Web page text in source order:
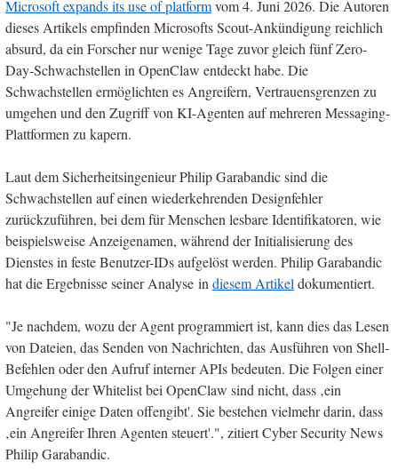
Microsoft expands its use of platformvom 4. Juni 2026. Die Autoren
dieses Artikels empfinden Microsofts Scout-Ankündigung reichlich
absurd, da ein Forscher nur wenige Tage zuvor gleich fünf Zero-
Day-Schwachstellen in OpenClaw entdeckt habe. Die
Schwachstellen ermöglichten es Angreifern, Vertrauensgrenzen zu
umgehen und den Zugriff von KI-Agenten auf mehreren Messaging-
Plattformen zu kapern.
Laut dem Sicherheitsingenieur Philip Garabandic sind die
Schwachstellen auf einen wiederkehrenden Designfehler
zurückzuführen, bei dem für Menschen lesbare Identifikatoren, wie
beispielsweise Anzeigenamen, während der Initialisierung des
Dienstes in feste Benutzer-IDs aufgelöst werden. Philip Garabandic
hat die Ergebnisse seiner Analyse indiesem Artikeldokumentiert.
"Je nachdem, wozu der Agent programmiert ist, kann dies das Lesen
von Dateien, das Senden von Nachrichten, das Ausführen von Shell-
Befehlen oder den Aufruf interner APIs bedeuten. Die Folgen einer
Umgehung der Whitelist bei OpenClaw sind nicht, dass ‚ein
Angreifer einige Daten offengibt'. Sie bestehen vielmehr darin, dass
‚ein Angreifer Ihren Agenten steuert'.", zitiert Cyber Security News
Philip Garabandic.